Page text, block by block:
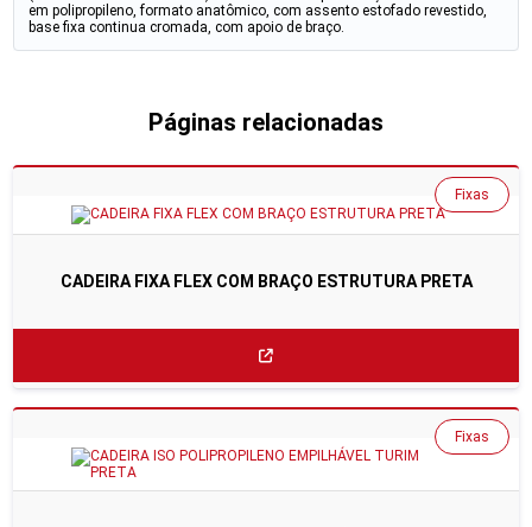
em polipropileno, formato anatômico, com assento estofado revestido,
base fixa continua cromada, com apoio de braço.
Páginas relacionadas
CADEIRA FIXA FLEX COM BRAÇO ESTRUTURA PRETA
Fixas
Fixas